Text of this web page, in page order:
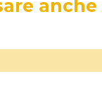
anche